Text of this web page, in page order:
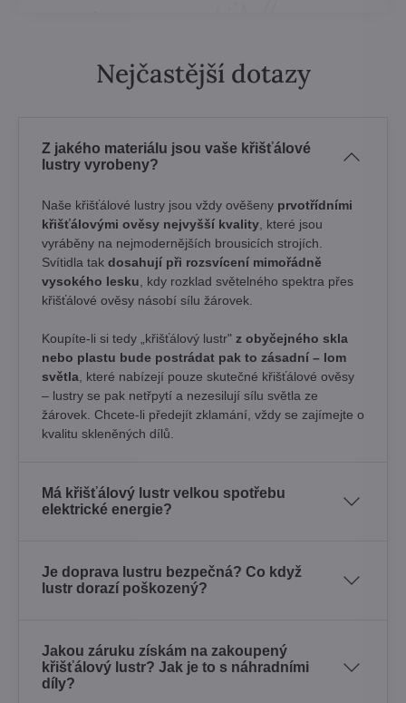
Nejčastější dotazy
Z jakého materiálu jsou vaše křišťálové
lustry vyrobeny?
Naše křišťálové lustry jsou vždy ověšeny prvotřídními
křišťálovými ověsy nejvyšší kvality , které jsou
vyráběny na nejmodernějších brousicích strojích.
Svítidla tak dosahují při rozsvícení mimořádně
vysokého lesku , kdy rozklad světelného spektra přes
křišťálové ověsy násobí sílu žárovek. ​
Koupíte-li si tedy „křišťálový lustr" z obyčejného skla
nebo plastu bude postrádat pak to zásadní – lom
světla , které nabízejí pouze skutečné křišťálové ověsy
– lustry se pak netřpytí a nezesilují sílu světla ze
žárovek. Chcete-li předejít zklamání, vždy se zajímejte o
kvalitu skleněných dílů.
Má křišťálový lustr velkou spotřebu
elektrické energie?
Je doprava lustru bezpečná? Co když
lustr dorazí poškozený?
Jakou záruku získám na zakoupený
křišťálový lustr? Jak je to s náhradními
díly?